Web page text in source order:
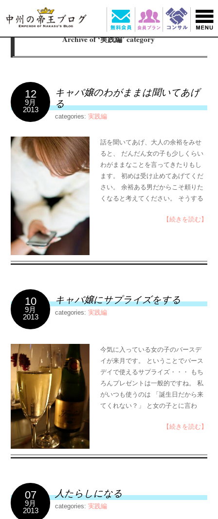
Archive of ‘実践編’ category
12
9月
2013
キャバ嬢のわがままは聞いてあげ
る
categories:実践編
話を聞いてあげ、大人の余裕をみせ
ると、 だんだん女の子も少しくらい
わがままなことを言ってきたりもし
ます。 初めは受け止めてあげてくだ
さい。 余裕ある男だからこそ頼りた
くなると考えてください。 そうする
【続きを読む】
10
9月
2013
キャバ嬢にサプライズをする
categories:実践編
今気に入っている女の子のバースデ
イが来月です。 ということでバース
デイで使えるサプライズ・・・ もち
ろんプレゼントは一般的ですね。 私
がいつも使うのは 「誕生日だから来
てくれない？」 と女の子とに言わ
【続きを読む】
07
9月
2013
人たらしになる
categories:実践編